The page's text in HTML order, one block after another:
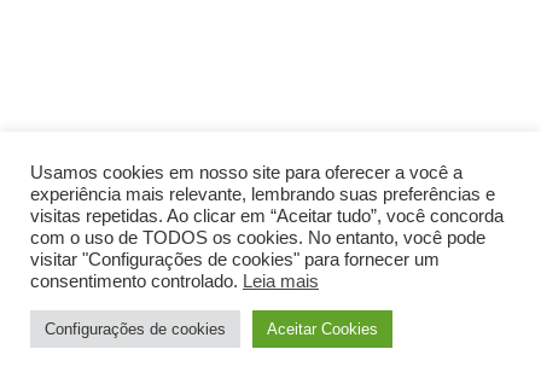
Usamos cookies em nosso site para oferecer a você a
experiência mais relevante, lembrando suas preferências e
visitas repetidas. Ao clicar em “Aceitar tudo”, você concorda
com o uso de TODOS os cookies. No entanto, você pode
visitar "Configurações de cookies" para fornecer um
consentimento controlado. Leia mais
Configurações de cookies Aceitar Cookies